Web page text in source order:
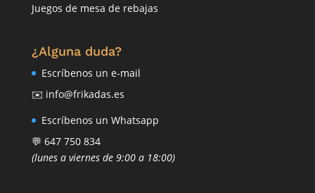
Juegos de mesa de rebajas
¿Alguna duda?
Escríbenos un e-mail
✉️ info@frikadas.es
Escríbenos un Whatsapp
💬 647 750 834
(lunes a viernes de 9:00 a 18:00)